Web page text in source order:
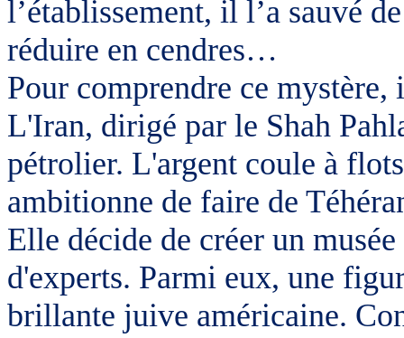
l’établissement, il l’a sauvé
réduire en cendres…
Pour comprendre ce
L'Iran, dirigé par le Shah
pétrolier. L'argent coule à
ambitionne de faire de
Elle décide de créer un
d'experts. Parmi eux, une
brillante juive américaine.